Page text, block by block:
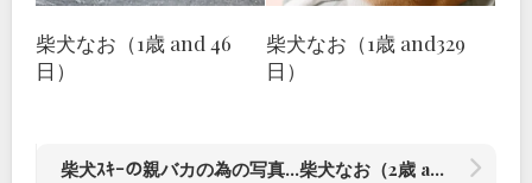
柴犬なお（1歳 and 46
日）
柴犬なお（1歳 and329
日）
柴犬ｽｷｰの親バカの為の写真…柴犬なお（2歳 and 61日）